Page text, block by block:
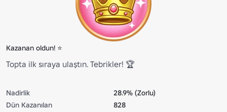
Kazanan oldun! ⭐
Topta ilk sıraya ulaştın. Tebrikler! 🏆
Nadirlik
28.9% (Zorlu)
Dün Kazanılan
828